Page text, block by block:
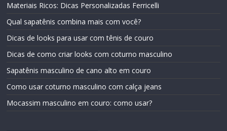
Materiais Ricos: Dicas Personalizadas Ferricelli
Qual sapatênis combina mais com você?
Dicas de looks para usar com tênis de couro
Dicas de como criar looks com coturno masculino
Sapatênis masculino de cano alto em couro
Como usar coturno masculino com calça jeans
Mocassim masculino em couro: como usar?